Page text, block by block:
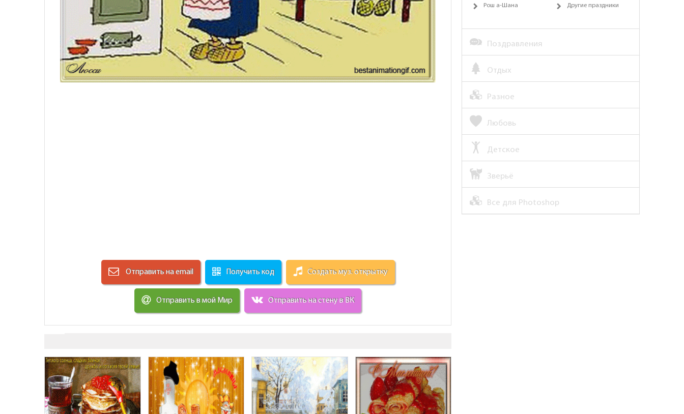
Отправить на email Получить код Создать муз. открытку
Отправить в мой Мир Отправить на стену в ВК
Рош а-Шана Другие праздники
Поздравления
Отдых
Разное
Любовь
Детское
Зверьё
Все для Photoshop